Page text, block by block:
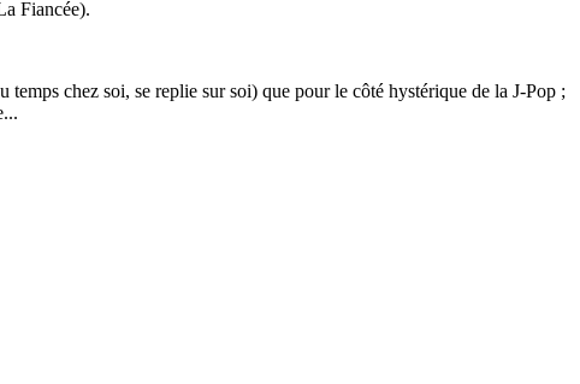
Fiancée).
chez soi, se replie sur soi) que pour le côté hystérique de la J-Pop ;